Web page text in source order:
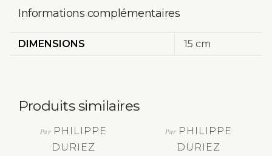
Informations complémentaires
DIMENSIONS 15 cm
Produits similaires
Par PHILIPPE
DURIEZ
Par PHILIPPE
DURIEZ